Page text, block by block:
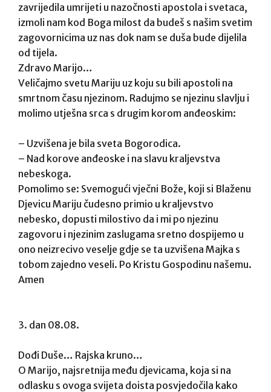
zavrijedila umrijeti u nazočnosti apostola i svetaca,
izmoli nam kod Boga milost da budeš s našim svetim
zagovornicima uz nas dok nam se duša bude dijelila
od tijela.
Zdravo Marijo…
Veličajmo svetu Mariju uz koju su bili apostoli na
smrtnom času njezinom. Radujmo se njezinu slavlju i
molimo utješna srca s drugim korom anđeoskim:
– Uzvišena je bila sveta Bogorodica.
– Nad korove anđeoske i na slavu kraljevstva
nebeskoga.
Pomolimo se: Svemogući vječni Bože, koji si Blaženu
Djevicu Mariju čudesno primio u kraljevstvo
nebesko, dopusti milostivo da i mi po njezinu
zagovoru i njezinim zaslugama sretno dospijemo u
ono neizrecivo veselje gdje se ta uzvišena Majka s
tobom zajedno veseli. Po Kristu Gospodinu našemu.
Amen
3. dan 08.08.
Dođi Duše… Rajska kruno…
O Marijo, najsretnija među djevicama, koja si na
odlasku s ovoga svijeta doista posvjedočila kako